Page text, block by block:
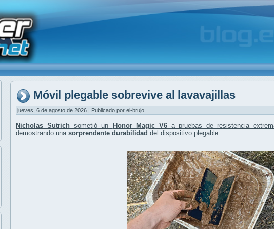
Móvil plegable sobrevive al lavavajillas
jueves, 6 de agosto de 2026 | Publicado por el-brujo
Nicholas Sutrich sometió un Honor Magic V6a pruebas de resistencia
demostrando una sorprendente durabilidad del dispositivo plegable.